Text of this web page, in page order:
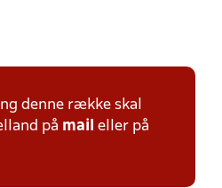
denne række skal
på mail eller på